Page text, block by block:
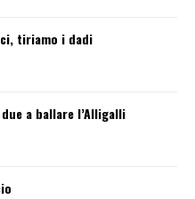
tiriamo i dadi
a ballare l’Alligalli